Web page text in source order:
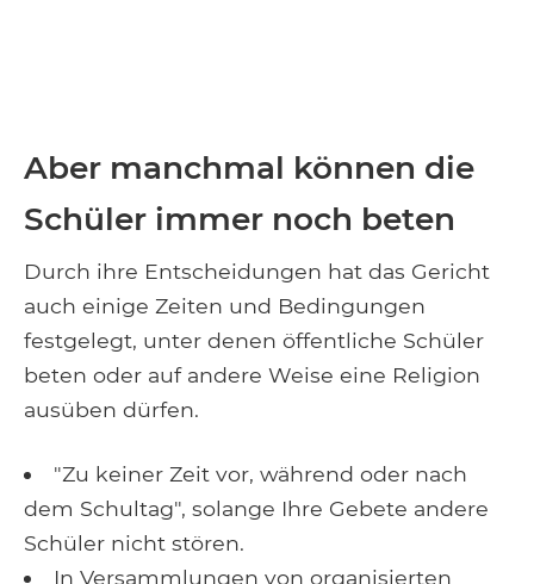
Aber manchmal können die
Schüler immer noch beten
Durch ihre Entscheidungen hat das Gericht
auch einige Zeiten und Bedingungen
festgelegt, unter denen öffentliche Schüler
beten oder auf andere Weise eine Religion
ausüben dürfen.
"Zu keiner Zeit vor, während oder nach
dem Schultag", solange Ihre Gebete andere
Schüler nicht stören.
In Versammlungen von organisierten